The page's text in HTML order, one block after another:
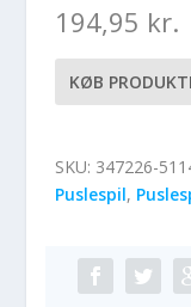
194,95 kr.
KØB
SKU: 347226-
Puslespil,